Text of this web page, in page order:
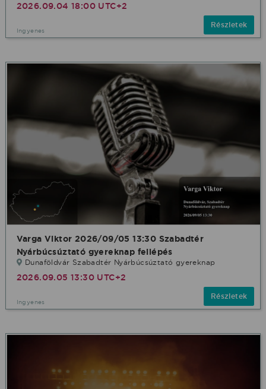
2026.09.04 18:00 UTC+2
Ingyenes
Részletek
Varga Viktor 2026/09/05 13:30 Szabadtér
Nyárbúcsúztató gyereknap fellépés
Dunaföldvár Szabadtér Nyárbúcsúztató gyereknap
2026.09.05 13:30 UTC+2
Ingyenes
Részletek